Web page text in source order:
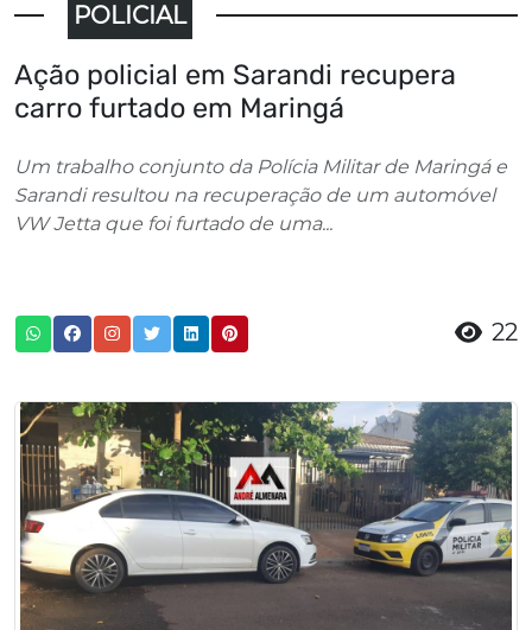
POLICIAL
Ação policial em Sarandi recupera
carro furtado em Maringá
Um trabalho conjunto da Polícia Militar de Maringá e
Sarandi resultou na recuperação de um automóvel
VW Jetta que foi furtado de uma...
22